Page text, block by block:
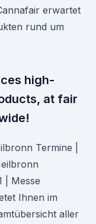
erwartet
rund um
high-
at fair
Termine |
| Messe
Ihnen im
aller